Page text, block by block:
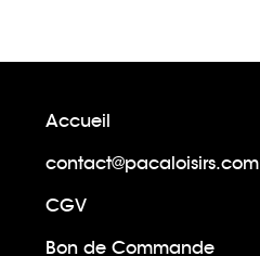
Accueil
contact@pacaloisirs.com
CGV
Bon de Commande